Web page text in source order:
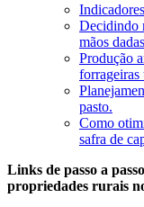
Decidindo
mãos
Produção
forrageiras
pasto.
Como
safra de
Links de passo a
propriedades rurais